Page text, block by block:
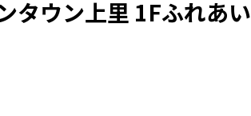
タウン上里 1Fふれあい